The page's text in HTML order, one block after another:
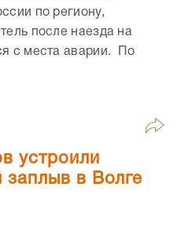
по региону,
после наезда на
с места аварии. По
устроили
заплыв в Волге